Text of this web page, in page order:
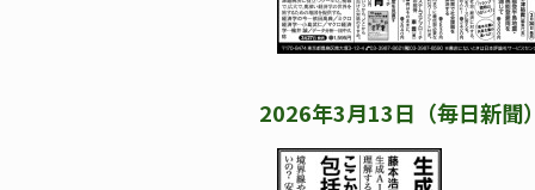
2026年3月13日（毎日新聞